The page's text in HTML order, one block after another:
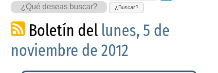
¿Buscar?
Boletín del lunes, 5 de
noviembre de 2012